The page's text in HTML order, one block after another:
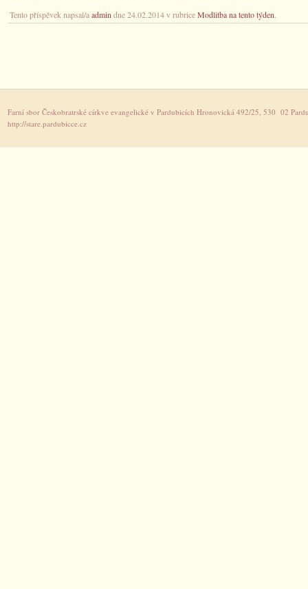
Tento příspěvek napsal/aadmin dne 24.02.2014 v rubriceModlitba na tento týden.
Farní sbor Českobratrské církve evangelické v Pardubicích Hronovická 492/25, 530 02
http://stare.pardubicce.cz